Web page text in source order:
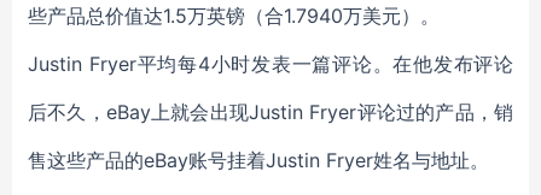
些产品总价值达1.5万英镑（合1.7940万美元）。
Justin Fryer平均每4小时发表一篇评论。在他发布评论
后不久，eBay上就会出现Justin Fryer评论过的产品，销
售这些产品的eBay账号挂着Justin Fryer姓名与地址。